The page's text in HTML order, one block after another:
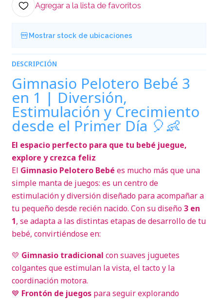
Agregar a la lista de favoritos
Mostrar stock de ubicaciones
DESCRIPCIÓN
Gimnasio Pelotero Bebé 3
en 1 | Diversión,
Estimulación y Crecimiento
desde el Primer Día 🎈👶
El espacio perfecto para que tu bebé juegue,
explore y crezca feliz
El Gimnasio Pelotero Bebé es mucho más que una
simple manta de juegos: es un centro de
estimulación y diversión diseñado para acompañar a
tu pequeño desde recién nacido. Con su diseño3 en
1, se adapta a las distintas etapas de desarrollo de tu
bebé, convirtiéndose en:
💛 Gimnasio tradicional con suaves juguetes
colgantes que estimulan la vista, el tacto y la
coordinación motora.
💙 Frontón de juegos para seguir explorando